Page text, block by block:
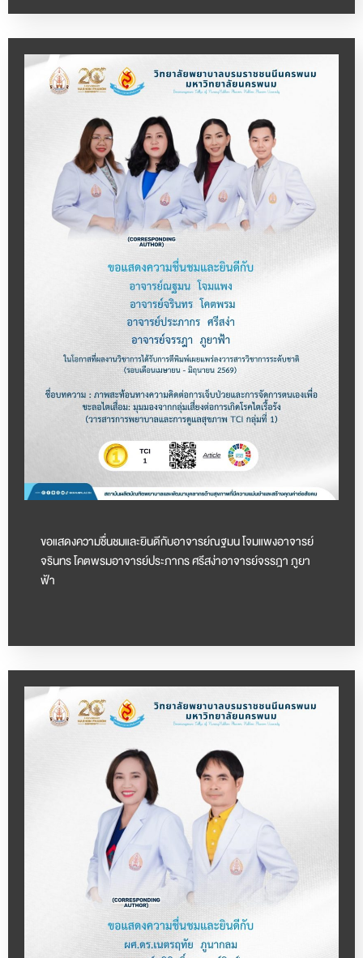
ขอแสดงความชื่นชมและยินดีกับอาจารย์ณฐมน โจมแพงอาจารย์
จรินทร โคตพรมอาจารย์ประภากร ศรีสง่าอาจารย์จรรฎา ภูยา
ฟ้า